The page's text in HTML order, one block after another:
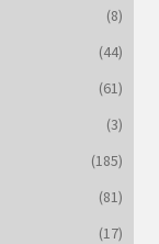
(8)
(44)
(61)
(3)
(185)
(81)
(17)